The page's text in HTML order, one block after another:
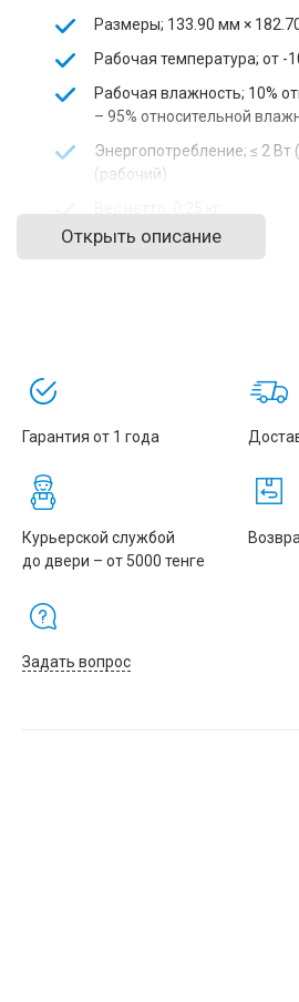
Размеры; 133.90 мм ×
Рабочая температура; от -
Рабочая влажность; 10%
– 95% относительной
Энергопотребление; ≤ 2
(рабочий)
Вес брутто; 0,48 кг
Открыть описание
Гарантия от 1 года
Курьерской службой
до двери – от 5000 тенге
Задать вопрос